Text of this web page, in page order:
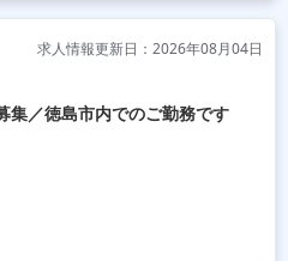
求人情報更新日：2026年08月04日
集／徳島市内でのご勤務です